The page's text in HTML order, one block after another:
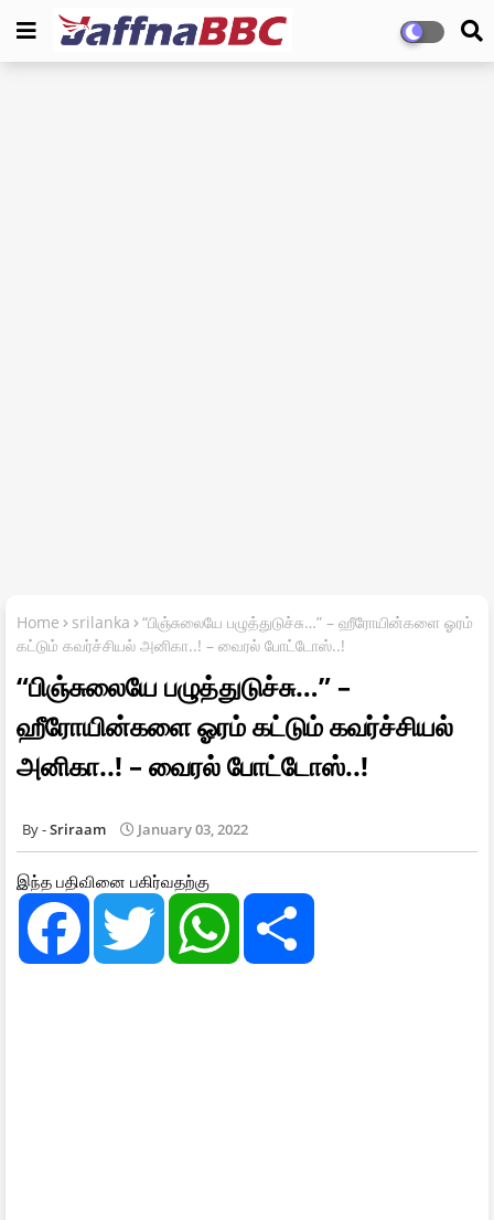
Home srilanka
“பிஞ்சுலையே பழுத்துடுச்சு…” – ஹீரோயின்களை ஓரம்
கட்டும் கவர்ச்சியல் அனிகா..! – வைரல் போட்டோஸ்..!
“பிஞ்சுலையே பழுத்துடுச்சு…” –
ஹீரோயின்களை ஓரம் கட்டும் கவர்ச்சியல்
அனிகா..! – வைரல் போட்டோஸ்..!
Sriraam January 03, 2022
இந்த பதிவினை பகிர்வதற்கு
F
e
T
t
W
t